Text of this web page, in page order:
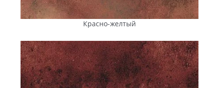
Красно-желтый